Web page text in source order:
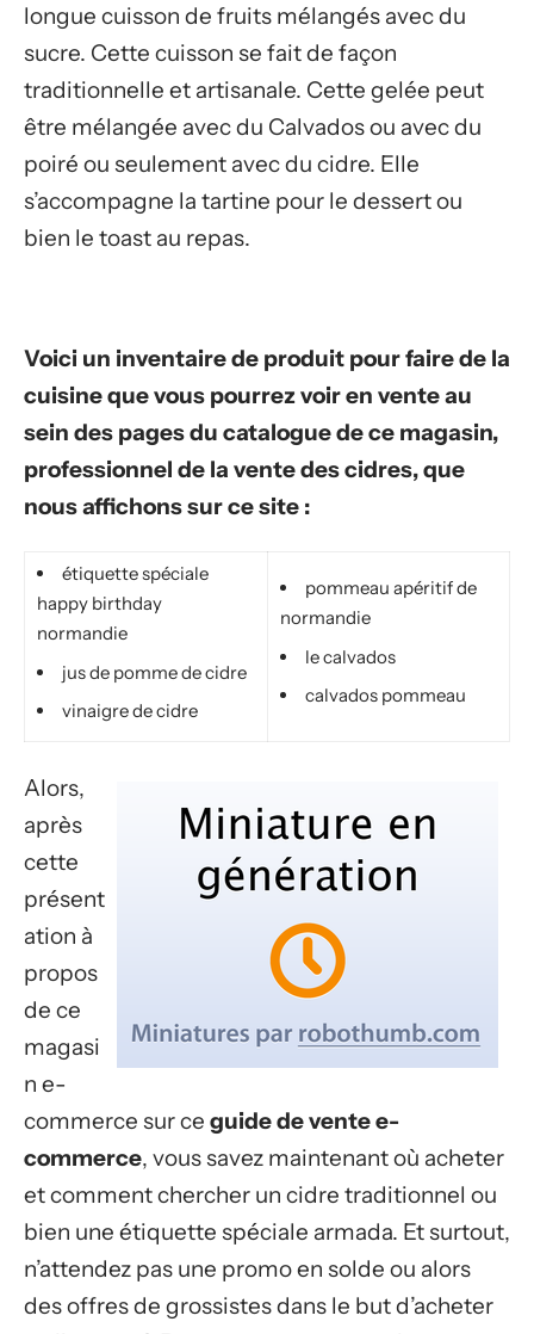
longue cuisson de fruits mélangés avec du
sucre. Cette cuisson se fait de façon
traditionnelle et artisanale. Cette gelée peut
être mélangée avec du Calvados ou avec du
poiré ou seulement avec du cidre. Elle
s’accompagne la tartine pour le dessert ou
bien le toast au repas.
Voici un inventaire de produit pour faire de la
cuisine que vous pourrez voir en vente au
sein des pages du catalogue de ce magasin,
professionnel de la vente des cidres, que
nous affichons sur ce site :
étiquette spéciale
happy birthday
normandie
jus de pomme de cidre
vinaigre de cidre
pommeau apéritif de
normandie
le calvados
calvados pommeau
Alors,
après
cette
présent
ation à
propos
de ce
magasi
n e-
commerce sur ce guide de vente e-
commerce, vous savez maintenant où acheter
et comment chercher un cidre traditionnel ou
bien une étiquette spéciale armada. Et surtout,
n’attendez pas une promo en solde ou alors
des offres de grossistes dans le but d’acheter